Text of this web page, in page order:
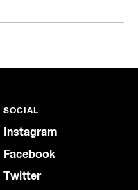
SOCIAL
Instagram
Facebook
Twitter